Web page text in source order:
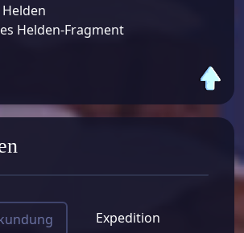
Helden-Fragment
Expedition